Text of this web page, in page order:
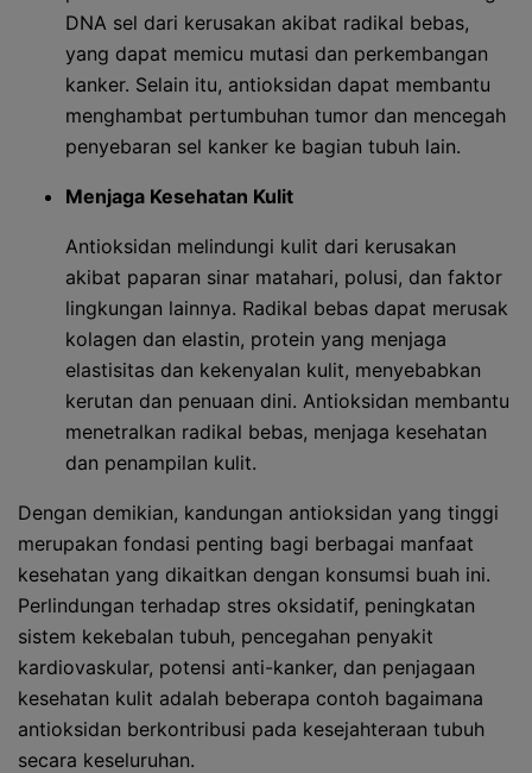
DNA sel dari kerusakan akibat radikal bebas,
yang dapat memicu mutasi dan perkembangan
kanker. Selain itu, antioksidan dapat membantu
menghambat pertumbuhan tumor dan mencegah
penyebaran sel kanker ke bagian tubuh lain.
Menjaga Kesehatan Kulit
Antioksidan melindungi kulit dari kerusakan
akibat paparan sinar matahari, polusi, dan faktor
lingkungan lainnya. Radikal bebas dapat merusak
kolagen dan elastin, protein yang menjaga
elastisitas dan kekenyalan kulit, menyebabkan
kerutan dan penuaan dini. Antioksidan membantu
menetralkan radikal bebas, menjaga kesehatan
dan penampilan kulit.
Dengan demikian, kandungan antioksidan yang tinggi
merupakan fondasi penting bagi berbagai manfaat
kesehatan yang dikaitkan dengan konsumsi buah ini.
Perlindungan terhadap stres oksidatif, peningkatan
sistem kekebalan tubuh, pencegahan penyakit
kardiovaskular, potensi anti-kanker, dan penjagaan
kesehatan kulit adalah beberapa contoh bagaimana
antioksidan berkontribusi pada kesejahteraan tubuh
secara keseluruhan.